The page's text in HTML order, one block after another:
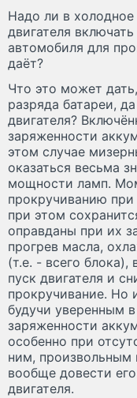
Надо ли в
двигателя
автомобиля для
даёт?
Что это может
разряда батареи,
двигателя?
заряженности
этом случае
оказаться весьма
мощности ламп.
прокручиванию при
при этом
оправданы при их
прогрев масла,
(т.е. - всего блока),
пуск двигателя и
прокручивание. Но
будучи уверенным
заряженности
особенно при
ним,
вообще довести
двигателя.